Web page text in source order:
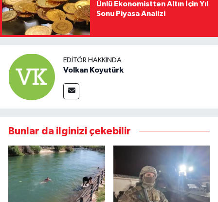
Ünlü Ekonomistten Altın İçin Yıl
Sonu Piyasa Analizi
EDITÖR HAKKINDA
Volkan Koyutürk
Bunlar da ilginizi çekebilir